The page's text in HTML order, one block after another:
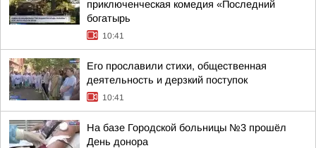
приключенческая комедия «Последний
богатырь
10:41
Его прославили стихи, общественная
деятельность и дерзкий поступок
10:41
На базе Городской больницы №3 прошёл
День донора